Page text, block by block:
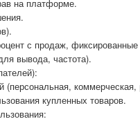
на платформе.
с продаж,
вывода, частота).
(персональная,
купленных товаров.